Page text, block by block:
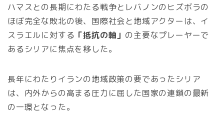
ハマスとの長期にわたる戦争とレバノンのヒズボラの
ほぼ完全な敗北の後、国際社会と地域アクターは、イ
スラエルに対する 「抵抗の軸」 の主要なプレーヤーで
あるシリアに焦点を移した。
長年にわたりイランの地域政策の要であったシリア
は、内外からの高まる圧力に屈した国家の連鎖の最新
の一環となった。